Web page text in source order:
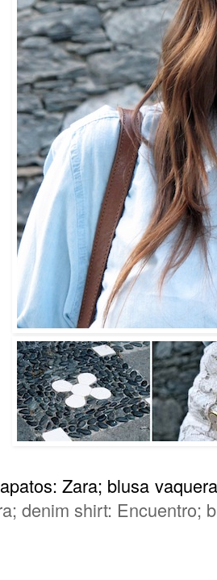
Zara; blusa
denim shirt: Encuentro;